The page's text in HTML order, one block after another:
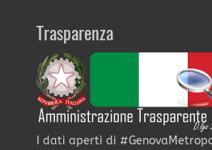
Trasparenza
I dati aperti di